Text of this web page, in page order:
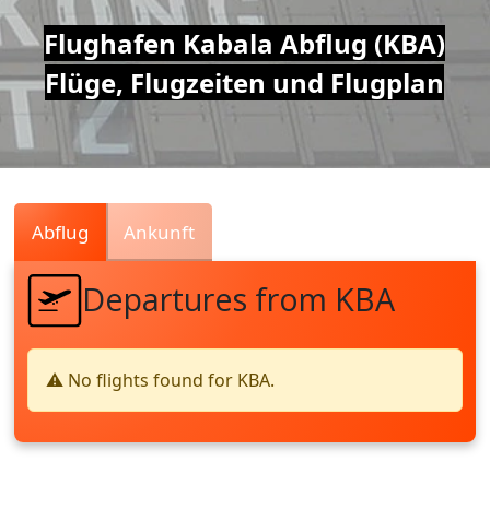
Air
Traffic
Live
Flughafen Kabala Abflug (KBA)
Flüge, Flugzeiten und Flugplan
Abflug Ankunft
Departures from KBA
⚠️ No flights found for KBA.